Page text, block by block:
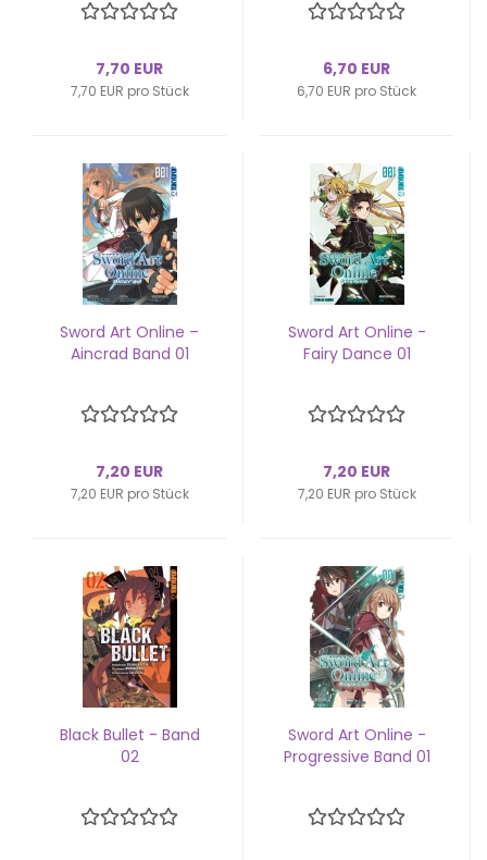
7,70 EUR
7,70 EUR pro Stück
6,70 EUR
6,70 EUR pro Stück
Sword Art On­line –
Ain­crad Band 01
7,20 EUR
7,20 EUR pro Stück
Sword Art On­line -
Fairy Dance 01
7,20 EUR
7,20 EUR pro Stück
Black Bul­let - Band
02
Sword Art On­line -
Pro­gres­si­ve Band 01